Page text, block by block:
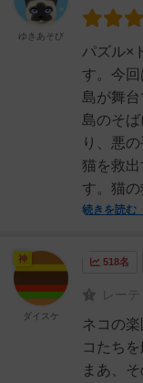
パズル×
す。今回
島が舞
島のそ
り、悪
猫を救
す。猫
続きを読む
ゆきあそび
518名
レー
ネコの
コたち
まあ、
神
ダイスケ